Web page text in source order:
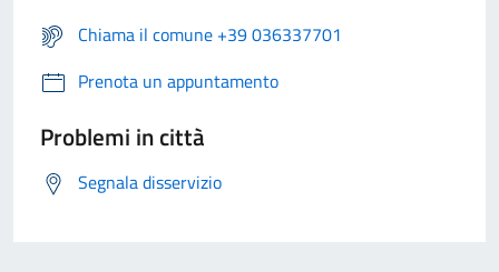
Chiama il comune +39 036337701
Prenota un appuntamento
Problemi in città
Segnala disservizio